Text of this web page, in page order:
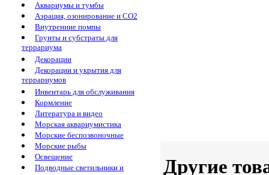
Аквариумы и тумбы
Аэрация, озонирование и CO2
Внутренние помпы
Грунты и субстраты для
террариума
Декорации
Декорации и укрытия для
террариумов
Инвентарь для обслуживания
Кормление
Литература и видео
Морская аквариумистика
Морские беспозвоночные
Морские рыбы
Освещение
Подводные светильники и
Другие